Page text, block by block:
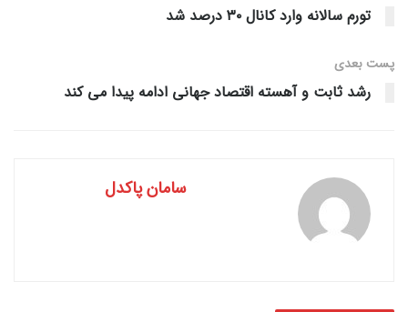
تورم سالانه وارد کانال ۳۰ درصد شد
پست‌ بعدی
رشد ثابت و آهسته اقتصاد جهانی ادامه پیدا می کند
سامان پاکدل